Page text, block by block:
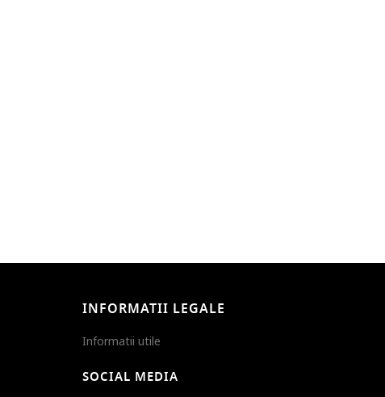
INFORMATII LEGALE
Informatii utile
SOCIAL MEDIA